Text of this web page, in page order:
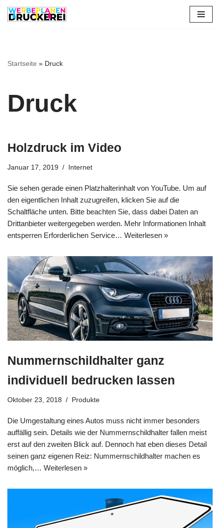
Startseite » Druck
Druck
Holzdruck im Video
Januar 17, 2019 Internet
Sie sehen gerade einen Platzhalterinhalt von YouTube. Um auf
den eigentlichen Inhalt zuzugreifen, klicken Sie auf die
Schaltfläche unten. Bitte beachten Sie, dass dabei Daten an
Drittanbieter weitergegeben werden. Mehr Informationen Inhalt
entsperren Erforderlichen Service… Weiterlesen »
Nummernschildhalter ganz
individuell bedrucken lassen
Oktober 23, 2018 Produkte
Die Umgestaltung eines Autos muss nicht immer besonders
auffällig sein. Details wie der Nummernschildhalter fallen meist
erst auf den zweiten Blick auf. Dennoch hat eben dieses Detail
seinen ganz eigenen Reiz: Nummernschildhalter machen es
möglich,… Weiterlesen »